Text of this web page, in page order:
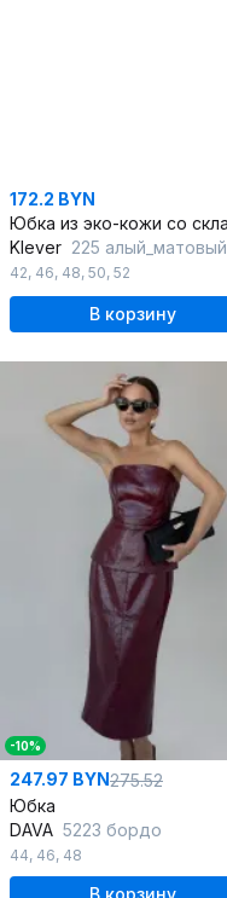
172.2 BYN
Klever 225 алый_матовый
42, 46, 48, 50, 52
В корзину
-10%
247.97 BYN275.52
Юбка
DAVA 5223 бордо
44, 46, 48